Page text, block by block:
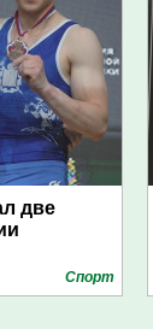
две
Спорт